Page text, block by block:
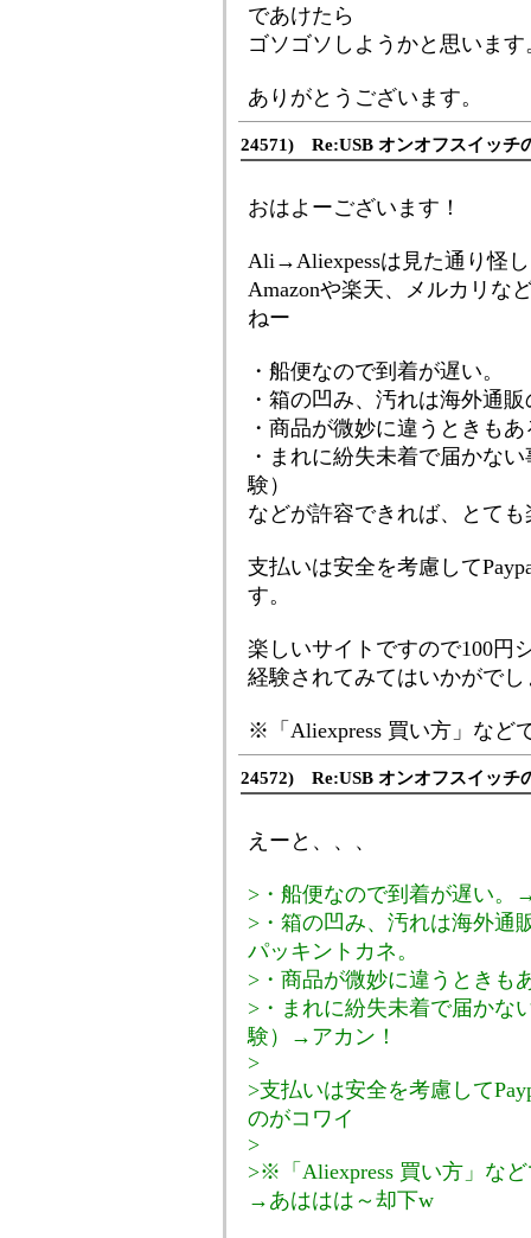
であけたら
ゴソゴソしようかと思います
ありがとうございます。
24571) Re:USB オンオフスイッチ
おはよーございます！
Ali→Aliexpessは見た通り怪
Amazonや楽天、メルカリな
ねー
・船便なので到着が遅い。
・箱の凹み、汚れは海外通
・商品が微妙に違うときもあ
・まれに紛失未着で届かな
験）
などが許容できれば、とて
支払いは安全を考慮して
す。
楽しいサイトですので100円
経験されてみてはいかがで
※「Aliexpress 買い方」など
24572) Re:USB オンオフスイッチ
えーと、、、
>・船便なので到着が遅い。
>・箱の凹み、汚れは海外
パッキントカネ。
>・商品が微妙に違うときも
>・まれに紛失未着で届かな
験）→アカン！
>
>支払いは安全を考慮して
のがコワイ
>
>※「Aliexpress 買い方」な
→あははは～却下w